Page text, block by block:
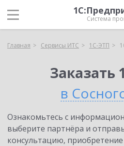
Система
Главная Сервисы ИТС 1С-ЭТП
Заказать
в
Ознакомьтесь с
выберите партнёра и
консультацию,